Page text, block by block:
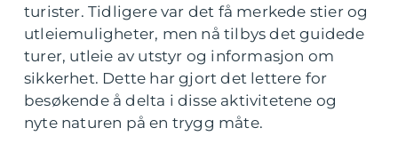
turister. Tidligere var det få merkede stier og
utleiemuligheter, men nå tilbys det guidede
turer, utleie av utstyr og informasjon om
sikkerhet. Dette har gjort det lettere for
besøkende å delta i disse aktivitetene og
nyte naturen på en trygg måte.